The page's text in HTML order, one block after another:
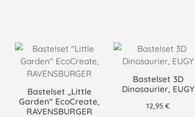
Bastelset „Little
Garden“ EcoCreate,
RAVENSBURGER
Bastelset 3D
Dinosaurier, EUGY
12,95€